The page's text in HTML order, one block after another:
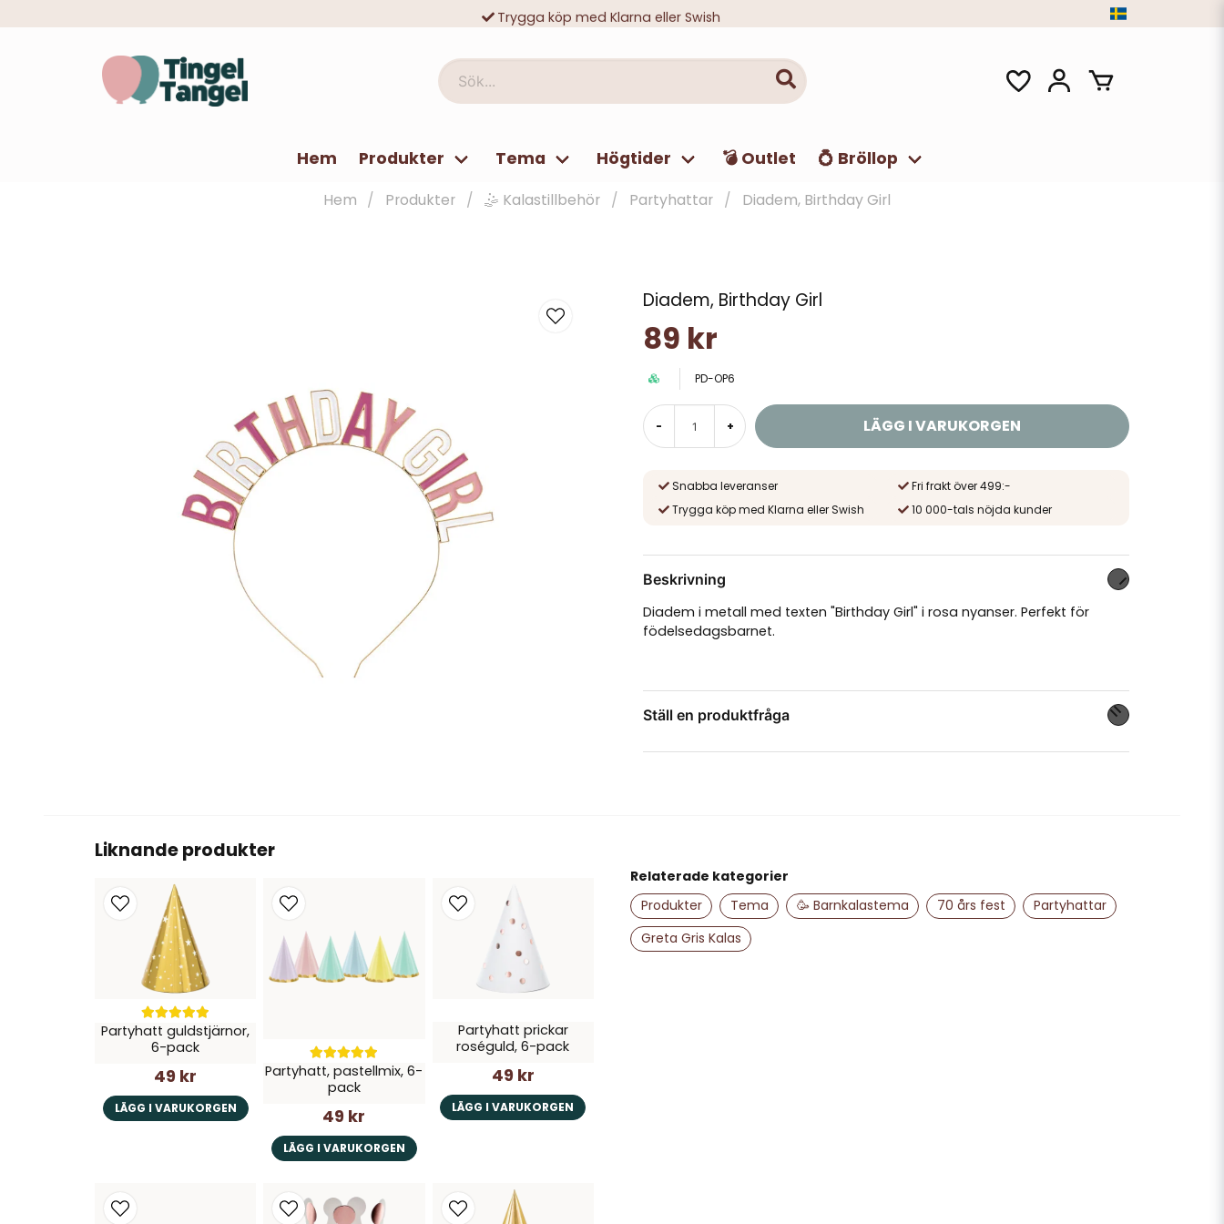
Trygga köp med Klarna eller Swish
Sök...
Hem Produkter Tema Högtider 💣 Outlet 💍 Bröllop
Hem Produkter 🤹 Kalastillbehör Partyhattar Diadem, Birthday Girl
Diadem, Birthday Girl
89 kr
PD-OP6
- + LÄGG I VARUKORGEN
Snabba leveranser
Fri frakt över 499:-
Trygga köp med Klarna eller Swish
10 000-tals nöjda kunder
Beskrivning
Diadem i metall med texten "Birthday Girl" i rosa nyanser. Perfekt för
födelsedagsbarnet.
Ställ en produktfråga
Ja, ni får publicera min fråga
Liknande produkter
Partyhatt guldstjärnor,
6-pack
49 kr
LÄGG I VARUKORGEN
Partyhatt, pastellmix, 6-
pack
49 kr
LÄGG I VARUKORGEN
Partyhatt prickar
roséguld, 6-pack
49 kr
LÄGG I VARUKORGEN
Relaterade kategorier
Produkter
Tema 🥳 Barnkalastema 70 års fest
Partyhattar
Greta Gris Kalas